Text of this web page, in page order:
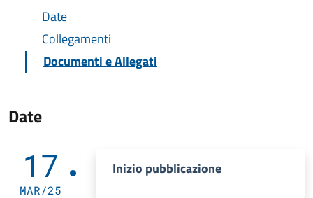
Date
Collegamenti
Documenti e Allegati
Date
17
MAR/25
Inizio pubblicazione